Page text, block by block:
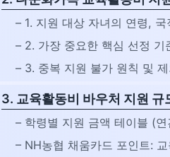
– 1. 지원 대상 자녀의 연령,
– 2. 가장 중요한 핵심 선정 기
– 3. 중복 지원 불가 원칙 및
3. 교육활동비 바우처 지원 규
– 학령별 지원 금액 테이블 (
– NH농협 채움카드 포인트: